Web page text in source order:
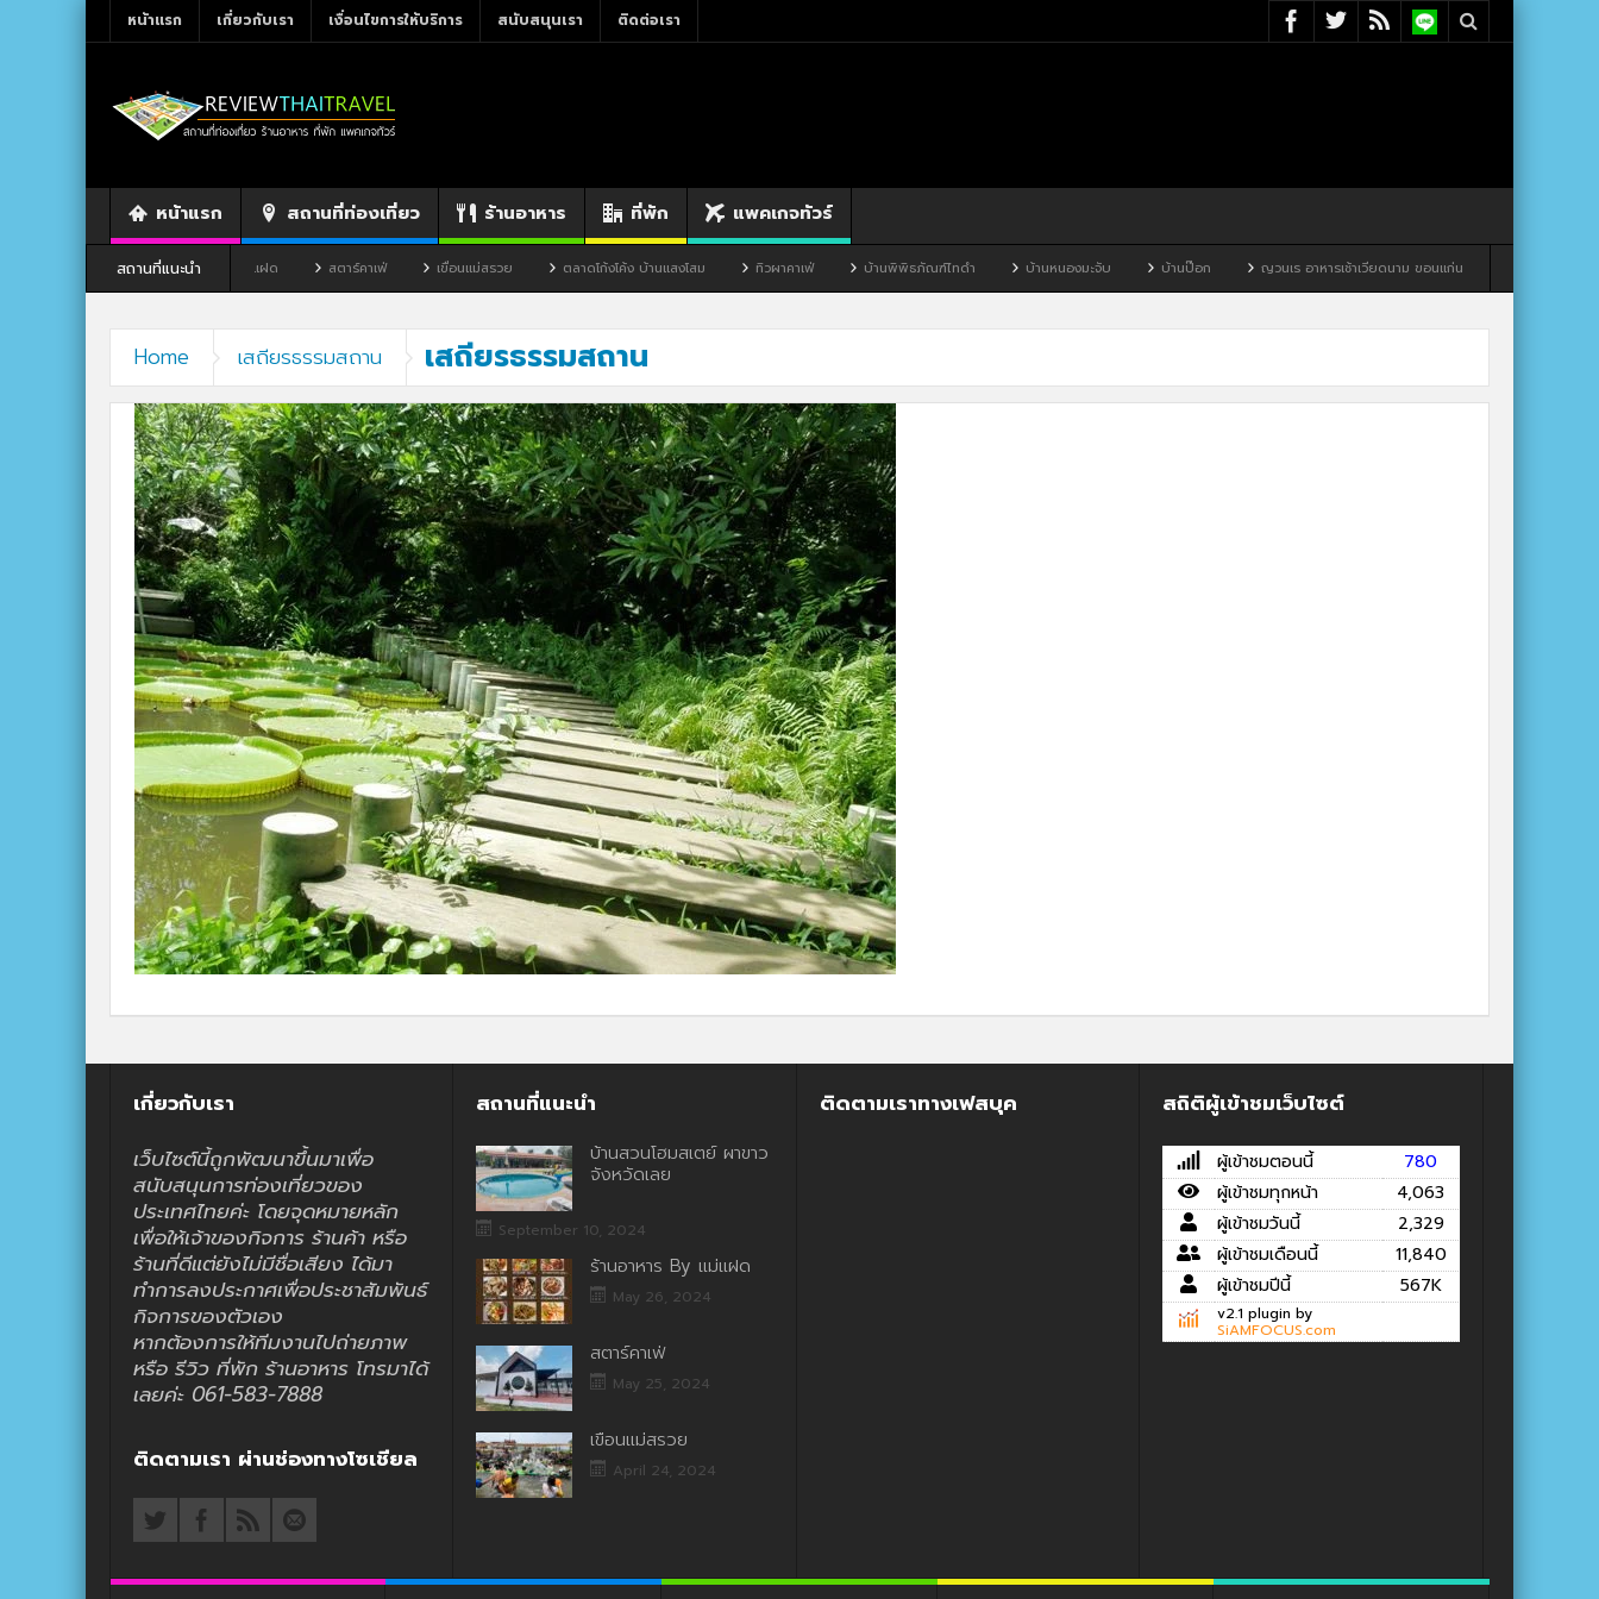
หน้าแรก เกี่ยวกับเรา เงื่อนไขการให้บริการ สนับสนุนเรา ติดต่อเรา
หน้าแรก สถานที่ท่องเที่ยว ร้านอาหาร ที่พัก แพคเกจทัวร์
สถานที่แนะนำ
ร้านอาหาร By แม่แฝด สตาร์คาเฟ่ เขื่อนแม่สรวย ตลาดโก้งโค้ง บ้านแสงโสม ทิวผาคาเฟ่ บ้านพิพิธภัณฑ์ไทดำ บ้านหนองมะจับ บ้านป๊อก ญวนเร อาหารเช้าเวียดนาม ขอนแก่น
Home เสถียรธรรมสถาน เสถียรธรรมสถาน
เกี่ยวกับเรา
เว็บไซต์นี้ถูกพัฒนาขึ้นมาเพื่อ
สนับสนุนการท่องเที่ยวของ
ประเทศไทยค่ะ โดยจุดหมายหลัก
เพื่อให้เจ้าของกิจการ ร้านค้า หรือ
ร้านที่ดีแต่ยังไม่มีชื่อเสียง ได้มา
ทำการลงประกาศเพื่อประชาสัมพันธ์
กิจการของตัวเอง
หากต้องการให้ทีมงานไปถ่ายภาพ
หรือ รีวิว ที่พัก ร้านอาหาร โทรมาได้
เลยค่ะ 061-583-7888
ติดตามเรา ผ่านช่องทางโซเชียล
สถานที่แนะนำ
บ้านสวนโฮมสเตย์ ผาขาว
จังหวัดเลย
September 10, 2024
ร้านอาหาร By แม่แฝด
May 26, 2024
สตาร์คาเฟ่
May 25, 2024
เขื่อนแม่สรวย
April 24, 2024
ติดตามเราทางเฟสบุค สถิติผู้เข้าชมเว็บไซต์
ผู้เข้าชมตอนนี้
780
ผู้เข้าชมทุกหน้า
4,063
ผู้เข้าชมวันนี้
2,329
ผู้เข้าชมเดือนนี้
11,840
ผู้เข้าชมปีนี้
567K
v2.1 plugin by
SiAMFOCUS.com